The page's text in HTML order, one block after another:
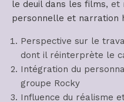
le deuil dans les films, et
personnelle et narration
Perspective sur le
dont il réinterprète le
Intégration du
groupe Rocky
Influence du réalisme